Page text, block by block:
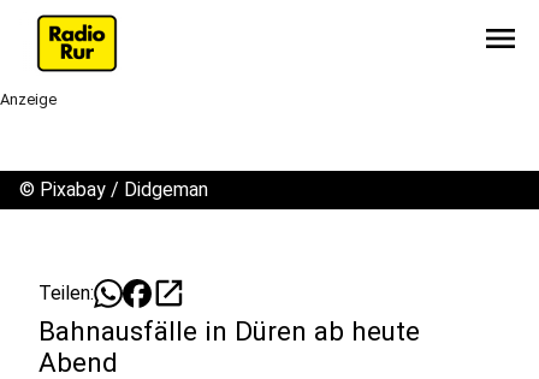
menu
Anzeige
© Pixabay / Didgeman
Teilen: open_in_new
Bahnausfälle in Düren ab heute
Abend